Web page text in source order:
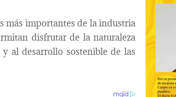
más importantes de la industria
disfrutar de la naturaleza
al desarrollo sostenible de las